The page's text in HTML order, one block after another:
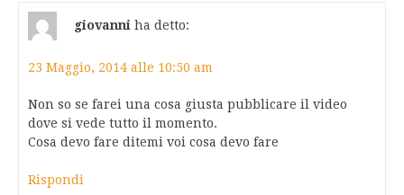
giovanni ha detto:
23 Maggio, 2014 alle 10:50 am
Non so se farei una cosa giusta pubblicare il video
dove si vede tutto il momento.
Cosa devo fare ditemi voi cosa devo fare
Rispondi